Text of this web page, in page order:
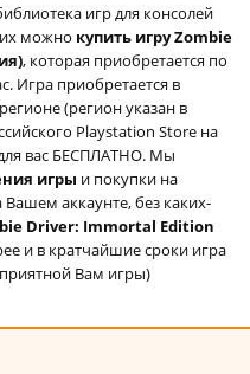
игр для консолей
можно купить игру Zombie
, которая приобретается по
Игра приобретается в
(регион указан в
Playstation Store на
вас БЕСПЛАТНО. Мы
игры и покупки на
Вашем аккаунте, без каких-
Driver: Immortal Edition
и в кратчайшие сроки игра
приятной Вам игры)